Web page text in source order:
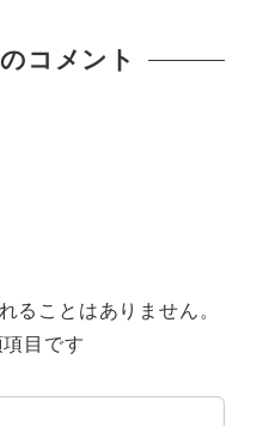
コメント
ることはありません。
目です